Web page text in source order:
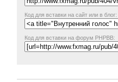
Код для вставки на сайт или в блог:
Код для вставки на форум PHPBB: